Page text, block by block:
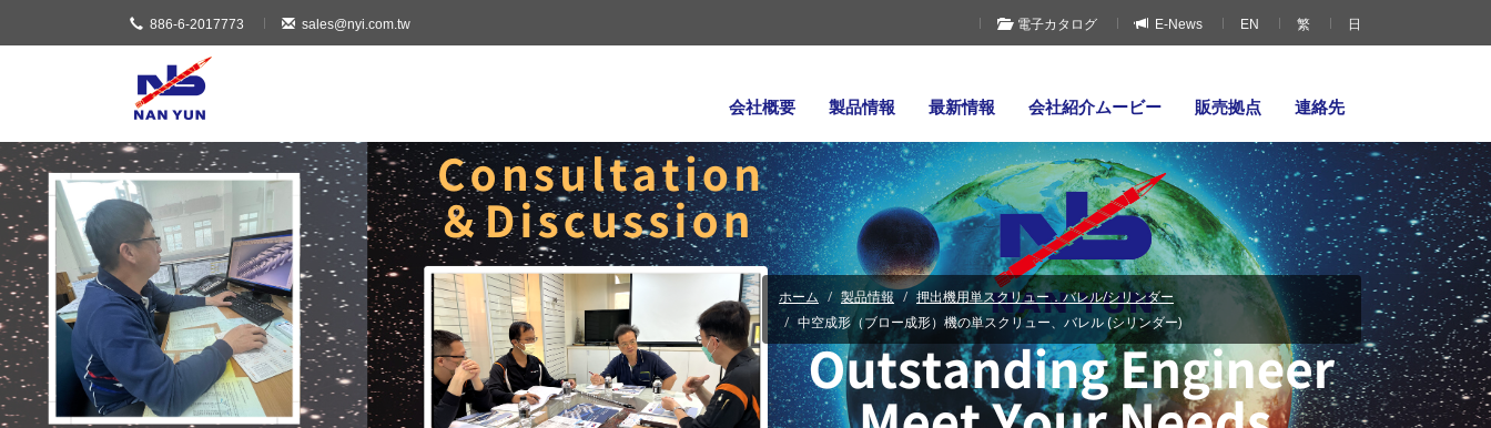
886-6-2017773 sales@nyi.com.tw 電子カタログ E-News EN 繁 日
会社概要 製品情報 最新情報 会社紹介ムービー 販売拠点 連絡先
ホーム 製品情報
押出機用単スクリュー．バレル/シリンダー
中空成形（ブロー成形）機の単スクリュー、バレル (シリンダー)